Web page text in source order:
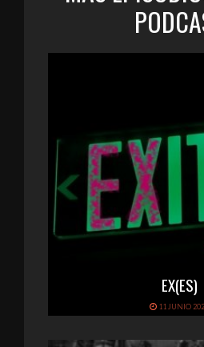
EX(ES)
11 JUNIO